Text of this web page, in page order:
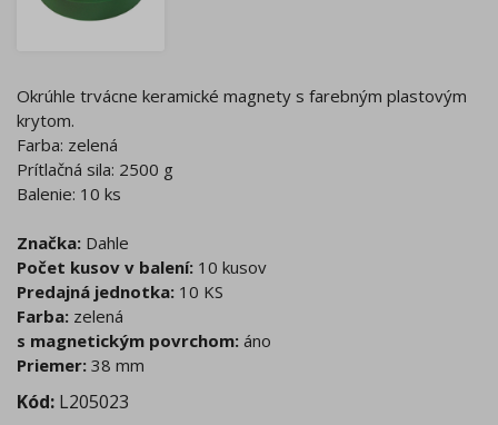
Okrúhle trvácne keramické magnety s farebným plastovým
krytom.
Farba: zelená
Prítlačná sila: 2500 g
Balenie: 10 ks
Značka: Dahle
Počet kusov v balení: 10 kusov
Predajná jednotka: 10 KS
Farba: zelená
s magnetickým povrchom: áno
Priemer: 38 mm
Kód: L205023